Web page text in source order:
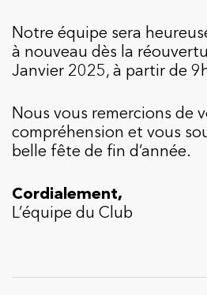
Notre équipe sera
à nouveau dès la
Janvier 2025, à partir de
Nous vous remercions de
compréhension et vous
belle fête de fin d’année.
Cordialement,
L’équipe du Club